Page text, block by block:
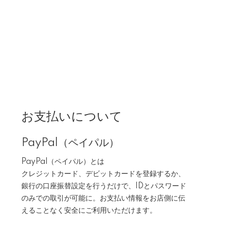
お支払いについて
PayPal（ペイパル）
PayPal（ペイパル）とは
クレジットカード、デビットカードを登録するか、
銀行の口座振替設定を行うだけで、IDとパスワード
のみでの取引が可能に。お支払い情報をお店側に伝
えることなく安全にご利用いただけます。